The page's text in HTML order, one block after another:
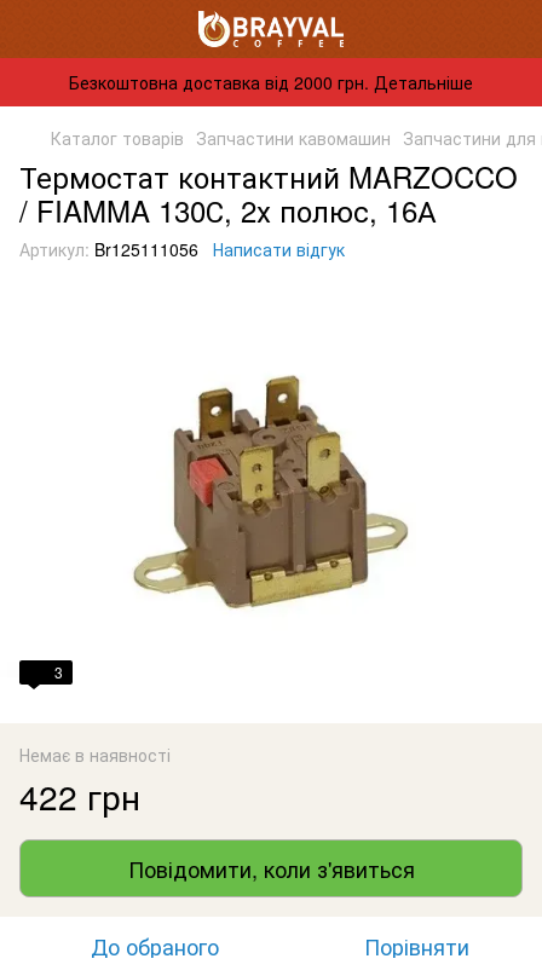
Безкоштовна доставка від 2000 грн. Детальніше
Каталог товарів Запчастини кавомашин Запчастини
Термостат контактний MARZOCCO
/ FIAMMA 130С, 2х полюс, 16А
Артикул: Br125111056 Написати відгук
3
Немає в наявності
422 грн
Повідомити, коли з'явиться
До обраного Порівняти